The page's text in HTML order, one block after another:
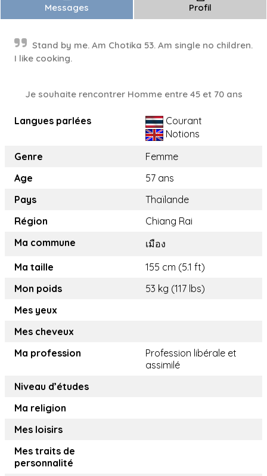
Messages Profil
Stand by me. Am Chotika 53. Am single no children.
I like cooking.
Je souhaite rencontrer Homme entre 45 et 70 ans
Langues parlées
Courant
Notions
Genre
Femme
Age
57 ans
Pays
Thaïlande
Région
Chiang Rai
Ma commune
เมือง
Ma taille
155 cm (5.1 ft)
Mon poids
53 kg (117 lbs)
Mes yeux
Mes cheveux
Ma profession
Profession libérale et
assimilé
Niveau d’études
Ma religion
Mes loisirs
Mes traits de
personnalité